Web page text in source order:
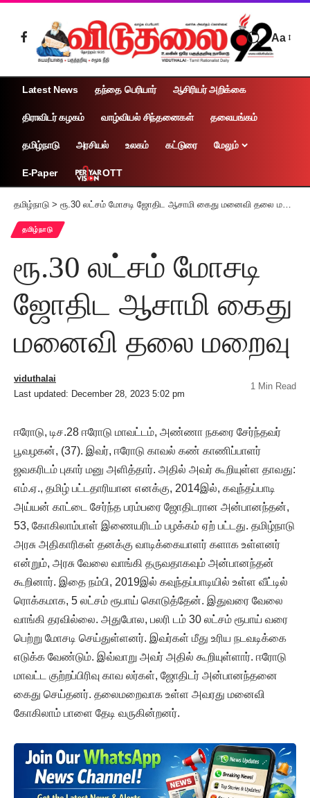
Aa
Latest News தந்தை பெரியார் ஆசிரியர் அறிக்கை
திராவிடர் கழகம் வாழ்வியல் சிந்தனைகள் தலையங்கம்
தமிழ்நாடு அரசியல் உலகம் கட்டுரை மேலும்
E-Paper OTT
தமிழ்நாடு > ரூ.30 லட்சம் மோசடி ஜோதிட ஆசாமி கைது மனைவி தலை மறைவு
தமிழ்நாடு
ரூ.30 லட்சம் மோசடி
ஜோதிட ஆசாமி கைது
மனைவி தலை மறைவு
Last updated: December 28, 2023 5:02 pm
viduthalai
1 Min Read
ஈரோடு, டிச.28 ஈரோடு மாவட்டம், அண்ணா நகரை சேர்ந்தவர்
பூவழகன், (37). இவர், ஈரோடு காவல் கண் காணிப்பாளர்
ஜவகரிடம் புகார் மனு அளித்தார். அதில் அவர் கூறியுள்ள தாவது:
எம்.ஏ., தமிழ் பட்டதாரியான எனக்கு, 2014இல், கவுந்தப்பாடி
அய்யன் காட்டை சேர்ந்த பரம்பரை ஜோதிடரான அன்பானந்தன்,
53, கோகிலாம்பாள் இணையரிடம் பழக்கம் ஏற் பட்டது. தமிழ்நாடு
அரசு அதிகாரிகள் தனக்கு வாடிக்கையாளர் களாக உள்ளனர்
என்றும், அரசு வேலை வாங்கி தருவதாகவும் அன்பானந்தன்
கூறினார். இதை நம்பி, 2019இல் கவுந்தப்பாடியில் உள்ள வீட்டில்
ரொக்கமாக, 5 லட்சம் ரூபாய் கொடுத்தேன். இதுவரை வேலை
வாங்கி தரவில்லை. அதுபோல, பலரி டம் 30 லட்சம் ரூபாய் வரை
பெற்று மோசடி செய்துள்ளனர். இவர்கள் மீது உரிய நடவடிக்கை
எடுக்க வேண்டும். இவ்வாறு அவர் அதில் கூறியுள்ளார். ஈரோடு
மாவட்ட குற்றப்பிரிவு காவ லர்கள், ஜோதிடர் அன்பானந்தனை
கைது செய்தனர். தலைமறைவாக உள்ள அவரது மனைவி
கோகிலாம் பாளை தேடி வருகின்றனர்.